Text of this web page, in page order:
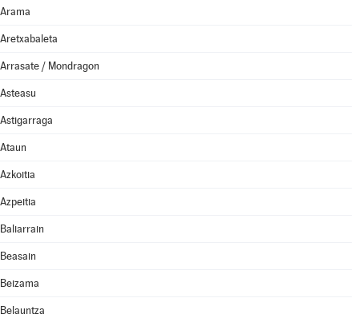
Arama
Aretxabaleta
Arrasate / Mondragon
Asteasu
Astigarraga
Ataun
Azkoitia
Azpeitia
Baliarrain
Beasain
Beizama
Belauntza